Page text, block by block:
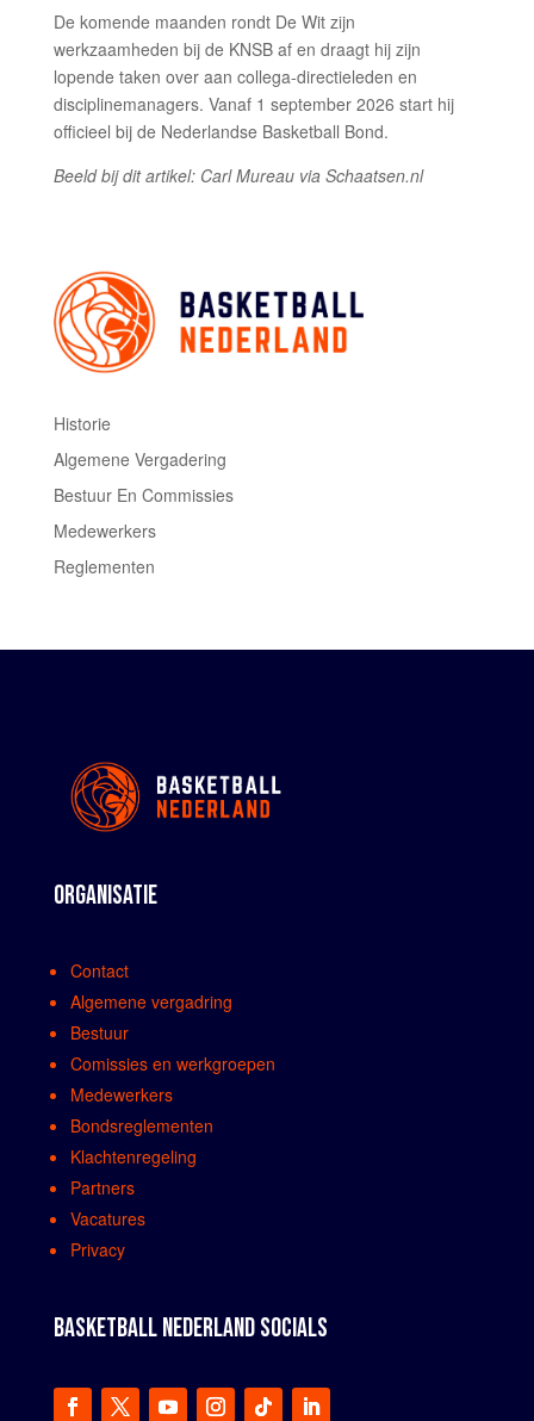
De komende maanden rondt De Wit zijn
werkzaamheden bij de KNSB af en draagt hij zijn
lopende taken over aan collega-directieleden en
disciplinemanagers. Vanaf 1 september 2026 start hij
officieel bij de Nederlandse Basketball Bond.
Beeld bij dit artikel: Carl Mureau via Schaatsen.nl
Historie
Algemene Vergadering
Bestuur En Commissies
Medewerkers
Reglementen
ORGANISATIE
Contact
Algemene vergadring
Bestuur
Comissies en werkgroepen
Medewerkers
Bondsreglementen
Klachtenregeling
Partners
Vacatures
Privacy
BASKETBALL NEDERLAND SOCIALS